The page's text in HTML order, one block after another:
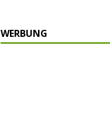
WERBUNG